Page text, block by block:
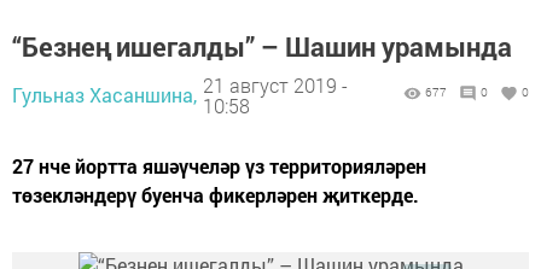
“Безнең ишегалды” – Шашин урамында
Гульназ Хасаншина, 21 август 2019 -
10:58
677 0 0
27 нче йортта яшәүчеләр үз территорияләрен
төзекләндерү буенча фикерләрен җиткерде.